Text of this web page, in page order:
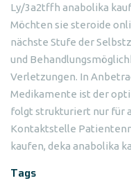
Ly/3a2tffh anabolika
Möchten sie steroide
nächste Stufe der
und
Verletzungen. In
Medikamente ist der
folgt strukturiert nur für
Kontaktstelle
kaufen, deka anabolika
Tags